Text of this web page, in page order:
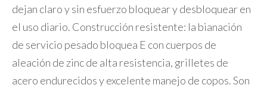
dejan claro y sin esfuerzo bloquear y desbloquear en
el uso diario. Construcción resistente: la bianación
de servicio pesado bloquea E con cuerpos de
aleación de zinc de alta resistencia, grilletes de
acero endurecidos y excelente manejo de copos. Son